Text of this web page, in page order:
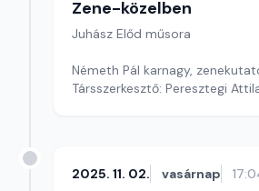
Zene-közelben
Juhász Előd műsora
Németh Pál karnagy,
Társszerkesztő: Peresztegi
2025. 11. 02. vasárnap